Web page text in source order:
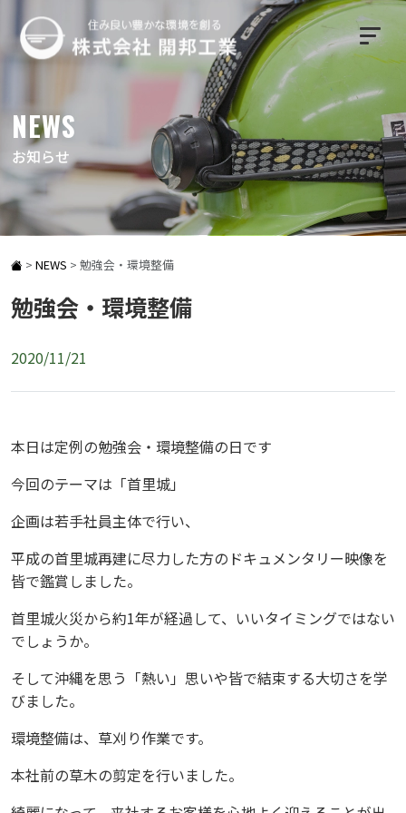
NEWS
お知らせ
> NEWS > 勉強会・環境整備
勉強会・環境整備
2020/11/21
本日は定例の勉強会・環境整備の日です
今回のテーマは「首里城」
企画は若手社員主体で行い、
平成の首里城再建に尽力した方のドキュメンタリー映像を
皆で鑑賞しました。
首里城火災から約1年が経過して、いいタイミングではない
でしょうか。
そして沖縄を思う「熱い」思いや皆で結束する大切さを学
びました。
環境整備は、草刈り作業です。
本社前の草木の剪定を行いました。